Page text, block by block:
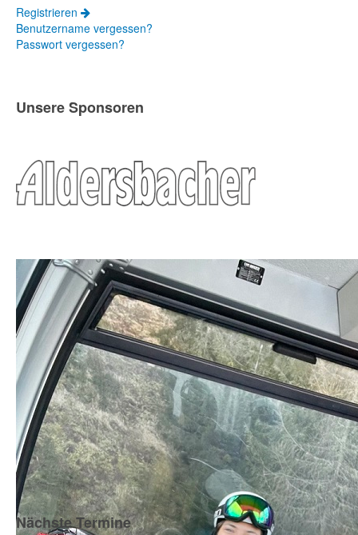
Registrieren
Benutzername vergessen?
Passwort vergessen?
Unsere Sponsoren
Nächste Termine